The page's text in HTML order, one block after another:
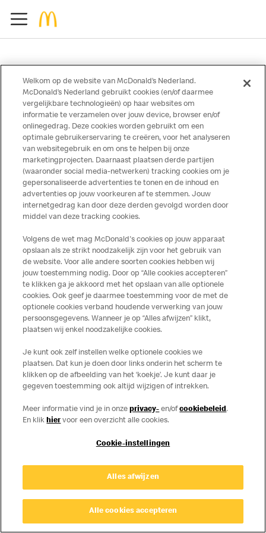
Over ons
Services
Contact
Disclaimer
Privacy Cookies
© Copyright © 2026 McDonald's Nederland.
Welkom op de website van McDonald’s Nederland.
McDonald’s Nederland gebruikt cookies (en/of daarmee
vergelijkbare technologieën) op haar websites om
informatie te verzamelen over jouw device, browser en/of
onlinegedrag. Deze cookies worden gebruikt om een
optimale gebruikerservaring te creëren, voor het analyseren
van websitegebruik en om ons te helpen bij onze
marketingprojecten. Daarnaast plaatsen derde partijen
(waaronder social media-netwerken) tracking cookies om je
gepersonaliseerde advertenties te tonen en de inhoud en
advertenties op jouw voorkeuren af te stemmen. Jouw
internetgedrag kan door deze derden gevolgd worden door
middel van deze tracking cookies.
Volgens de wet mag McDonald's cookies op jouw apparaat
opslaan als ze strikt noodzakelijk zijn voor het gebruik van
de website. Voor alle andere soorten cookies hebben wij
jouw toestemming nodig. Door op “Alle cookies accepteren”
te klikken ga je akkoord met het opslaan van alle optionele
cookies. Ook geef je daarmee toestemming voor de met de
optionele cookies verband houdende verwerking van jouw
persoonsgegevens. Wanneer je op “Alles afwijzen” klikt,
plaatsen wij enkel noodzakelijke cookies.
Je kunt ook zelf instellen welke optionele cookies we
plaatsen. Dat kun je doen door links onderin het scherm te
klikken op de afbeelding van het ‘koekje’. Je kunt daar je
gegeven toestemming ook altijd wijzigen of intrekken.
Meer informatie vind je in onzeprivacy- en/ofcookiebeleid.
En klikhier voor een overzicht alle cookies.
Cookie-instellingen
Alles afwijzen
Alle cookies accepteren